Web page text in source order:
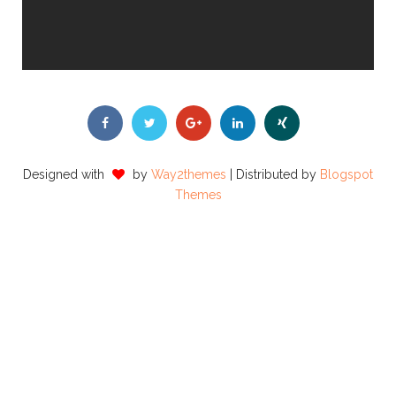
Designed with by Way2themes | Distributed by Blogspot
Themes